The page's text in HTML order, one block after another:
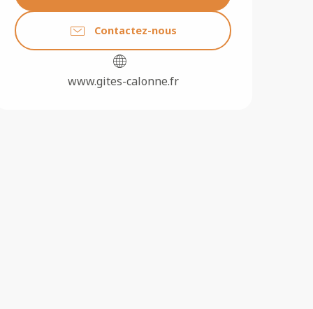
Contactez-nous
www.gites-calonne.fr